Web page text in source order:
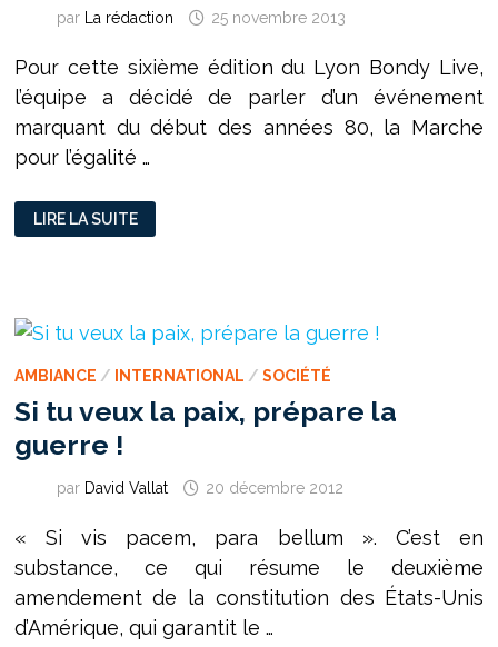
par La rédaction 25 novembre 2013
Pour cette sixième édition du Lyon Bondy Live,
l’équipe a décidé de parler d’un événement
marquant du début des années 80, la Marche
pour l’égalité …
LYON
BONDY
LIVE
POUR
CONTRE
RACISME
LIRE LA SUITE
AMBIANCE / INTERNATIONAL / SOCIÉTÉ
Si tu veux la paix, prépare la
guerre !
par David Vallat 20 décembre 2012
« Si vis pacem, para bellum ». C’est en
substance, ce qui résume le deuxième
amendement de la constitution des États-Unis
d’Amérique, qui garantit le …